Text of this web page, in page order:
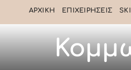
ΑΡΧΙΚΉ ΕΠΙΧΕΙΡΉΣΕΙΣ